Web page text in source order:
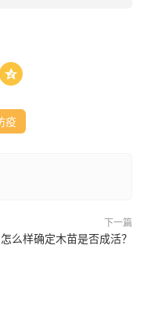

疫
下一篇
怎么样确定木苗是否成活？